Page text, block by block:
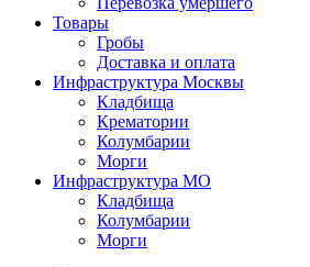
Товары
Гробы
Доставка и оплата
Инфраструктура Москвы
Кладбища
Крематории
Колумбарии
Морги
Инфраструктура МО
Кладбища
Колумбарии
Морги